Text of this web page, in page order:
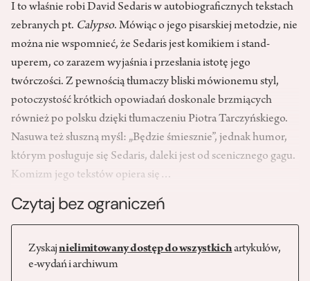
I to właśnie robi David Sedaris w autobiograficznych tekstach
zebranych pt. Calypso. Mówiąc o jego pisarskiej metodzie, nie
można nie wspomnieć, że Sedaris jest komikiem i stand-
uperem, co zarazem wyjaśnia i przesłania istotę jego
twórczości. Z pewnością tłumaczy bliski mówionemu styl,
potoczystość krótkich opowiadań doskonale brzmiących
również po polsku dzięki tłumaczeniu Piotra Tarczyńskiego.
Nasuwa też słuszną myśl: „Będzie śmiesznie”, jednak humor,
którym posługuje się Sedaris, daleki jest od scenicznego gagu.
Komizm jego tekstów opiera się…
Czytaj bez ograniczeń
Zyskajnielimitowany dostęp do wszystkichartykułów,
e-wydań i archiwum